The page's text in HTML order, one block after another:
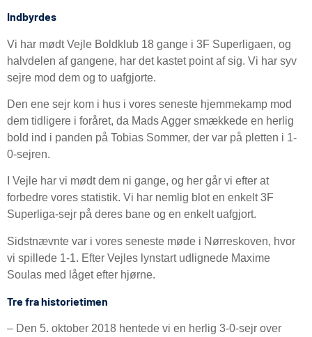
Indbyrdes
Vi har mødt Vejle Boldklub 18 gange i 3F Superligaen, og
halvdelen af gangene, har det kastet point af sig. Vi har syv
sejre mod dem og to uafgjorte.
Den ene sejr kom i hus i vores seneste hjemmekamp mod
dem tidligere i foråret, da Mads Agger smækkede en herlig
bold ind i panden på Tobias Sommer, der var på pletten i 1-
0-sejren.
I Vejle har vi mødt dem ni gange, og her går vi efter at
forbedre vores statistik. Vi har nemlig blot en enkelt 3F
Superliga-sejr på deres bane og en enkelt uafgjort.
Sidstnævnte var i vores seneste møde i Nørreskoven, hvor
vi spillede 1-1. Efter Vejles lynstart udlignede Maxime
Soulas med låget efter hjørne.
Tre fra historietimen
– Den 5. oktober 2018 hentede vi en herlig 3-0-sejr over